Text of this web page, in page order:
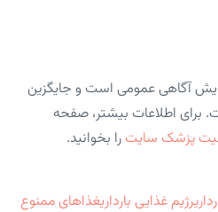
آگاهی عمومی است و جایگزین
اطلاعات بیشتر، صفحه
پزشک سایت را بخوانید.
رژیم غذایی بارداریغذاهای ممنوع